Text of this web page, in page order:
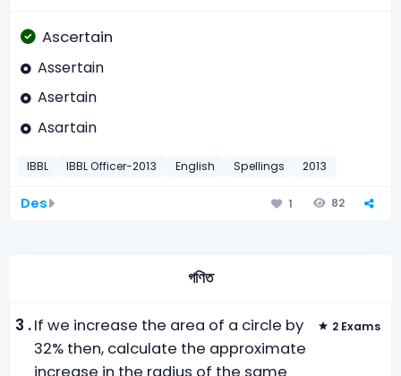
Ascertain
Assertain
Asertain
Asartain
IBBL IBBL Officer-2013 English Spellings 2013
Des 1 82
গণিত
3 .If we increase the area of a circle by
32% then, calculate the approximate
2 Exams